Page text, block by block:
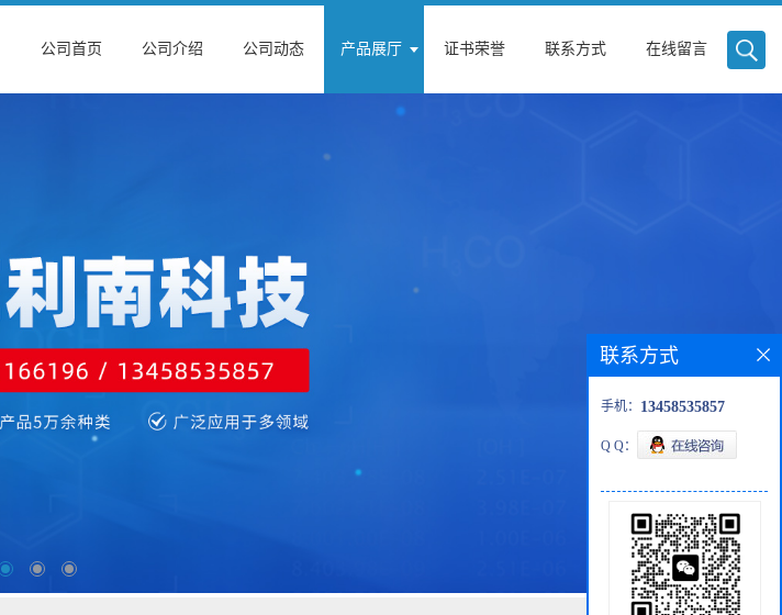
公司首页 公司介绍 公司动态 产品展厅 证书荣誉 联系方式 在线留言
联系方式
手机： 13458535857
Q Q：